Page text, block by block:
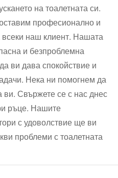
на тоалетната си.
професионално и
наш клиент. Нашата
и безпроблемна
ви дава спокойствие и
Нека ни помогнем да
ви. Свържете се с нас днес
ръце. Нашите
с удоволствие ще ви
проблеми с тоалетната